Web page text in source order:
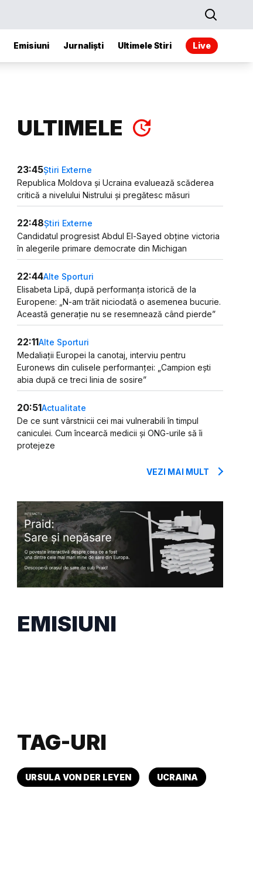
Emisiuni Jurnaliști Ultimele Stiri Live
ULTIMELE
23:45Știri Externe
Republica Moldova și Ucraina evaluează scăderea
critică a nivelului Nistrului și pregătesc măsuri
22:48Știri Externe
Candidatul progresist Abdul El-Sayed obține victoria
în alegerile primare democrate din Michigan
22:44Alte Sporturi
Elisabeta Lipă, după performanța istorică de la
Europene: „N-am trăit niciodată o asemenea bucurie.
Această generație nu se resemnează când pierde”
22:11Alte Sporturi
Medaliații Europei la canotaj, interviu pentru
Euronews din culisele performanței: „Campion ești
abia după ce treci linia de sosire”
20:51Actualitate
De ce sunt vârstnicii cei mai vulnerabili în timpul
caniculei. Cum încearcă medicii și ONG-urile să îi
protejeze
VEZI MAI MULT
EMISIUNI
TAG-URI
URSULA VON DER LEYEN UCRAINA